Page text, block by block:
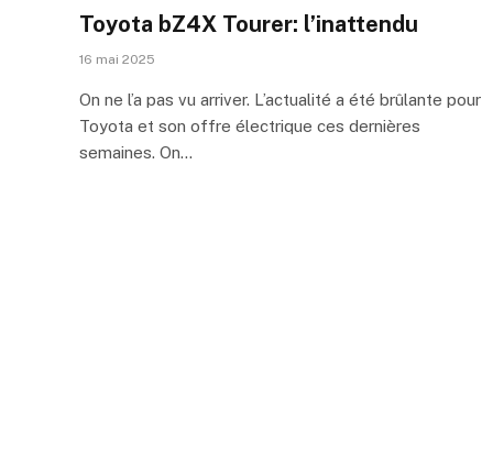
Toyota bZ4X Tourer: l’inattendu
16 mai 2025
On ne l’a pas vu arriver. L’actualité a été brûlante pour
Toyota et son offre électrique ces dernières
semaines. On…